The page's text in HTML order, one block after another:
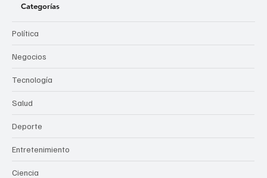
Categorías
Política
Negocios
Tecnología
Salud
Deporte
Entretenimiento
Ciencia